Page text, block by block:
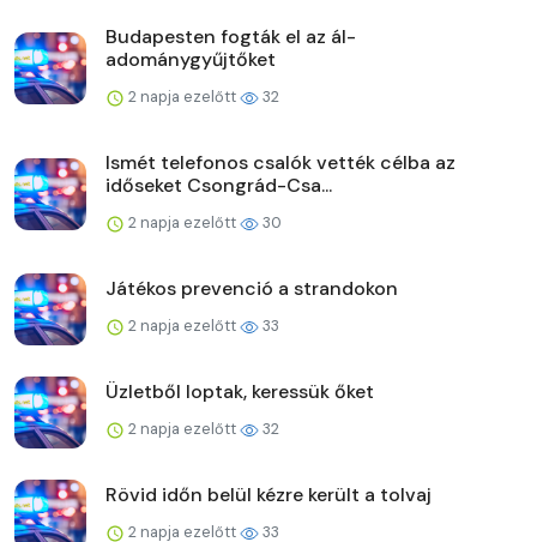
Budapesten fogták el az ál-
adománygyűjtőket
2 napja ezelőtt 32
Ismét telefonos csalók vették célba az
időseket Csongrád-Csa...
2 napja ezelőtt 30
Játékos prevenció a strandokon
2 napja ezelőtt 33
Üzletből loptak, keressük őket
2 napja ezelőtt 32
Rövid időn belül kézre került a tolvaj
2 napja ezelőtt 33